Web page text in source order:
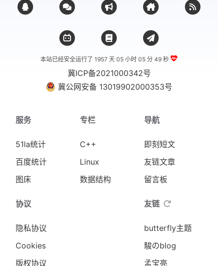
本站已经安全运行了 1957 天05 小时 05 分 50 秒
冀ICP备2021000342号
冀公网安备 13019902000353号
服务
51la统计
百度统计
图床
专栏
C++
Linux
数据结构
导航
即刻短文
友链文章
留言板
协议
隐私协议
Cookies
版权协议
友链
butterfly主题
駿のblog
孟宝亮